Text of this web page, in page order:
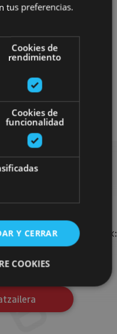
de Santiago
planak eta iradokizunak:
agendaren ekitaldi
tus preferencias.
Cookies de
rendimiento
Cookies de
funcionalidad
Y CERRAR
COOKIES
necesarias